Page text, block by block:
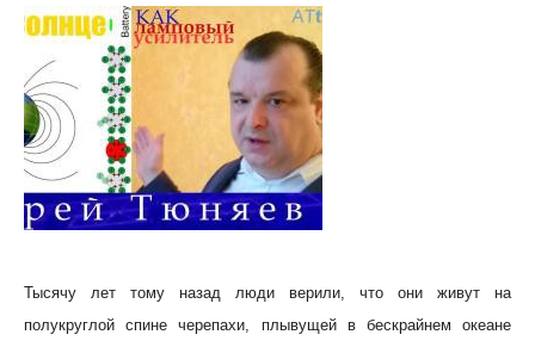
Тысячу лет тому назад люди верили, что они живут на
полукруглой спине черепахи, плывущей в бескрайнем океане